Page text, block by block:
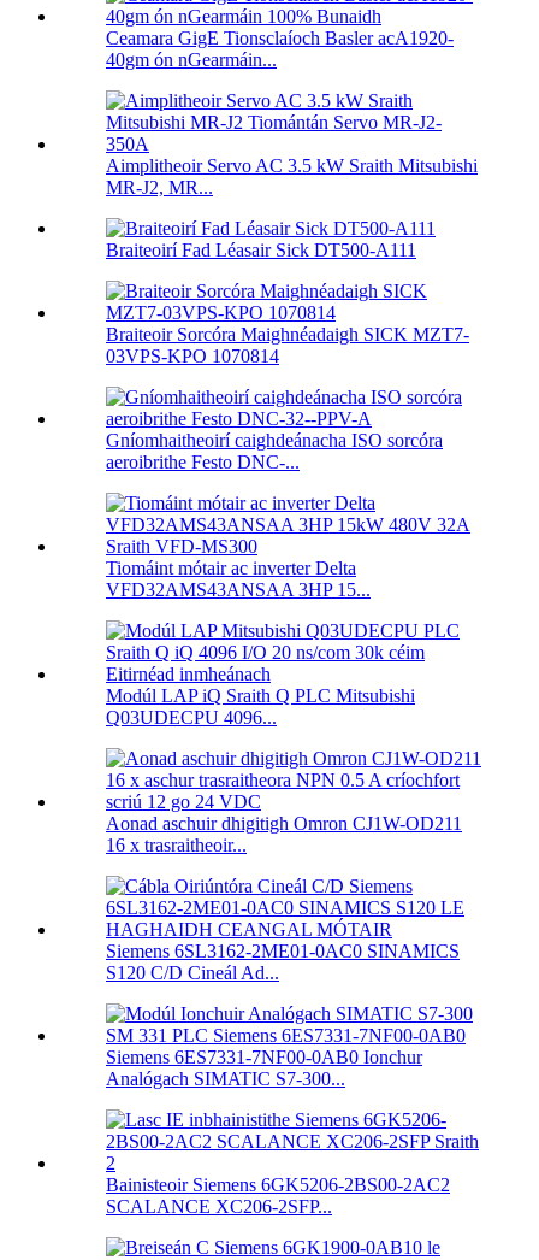
Ceamara GigE Tionsclaíoch Basler acA1920-
40gm ón nGearmáin...
Aimplitheoir Servo AC 3.5 kW Sraith Mitsubishi
MR-J2, MR...
Braiteoirí Fad Léasair Sick DT500-A111
Braiteoir Sorcóra Maighnéadaigh SICK MZT7-
03VPS-KPO 1070814
Gníomhaitheoirí caighdeánacha ISO sorcóra
aeroibrithe Festo DNC-...
Tiomáint mótair ac inverter Delta
VFD32AMS43ANSAA 3HP 15...
Modúl LAP iQ Sraith Q PLC Mitsubishi
Q03UDECPU 4096...
Aonad aschuir dhigitigh Omron CJ1W-OD211
16 x trasraitheoir...
Siemens 6SL3162-2ME01-0AC0 SINAMICS
S120 C/D Cineál Ad...
Siemens 6ES7331-7NF00-0AB0 Ionchur
Analógach SIMATIC S7-300...
Bainisteoir Siemens 6GK5206-2BS00-2AC2
SCALANCE XC206-2SFP...